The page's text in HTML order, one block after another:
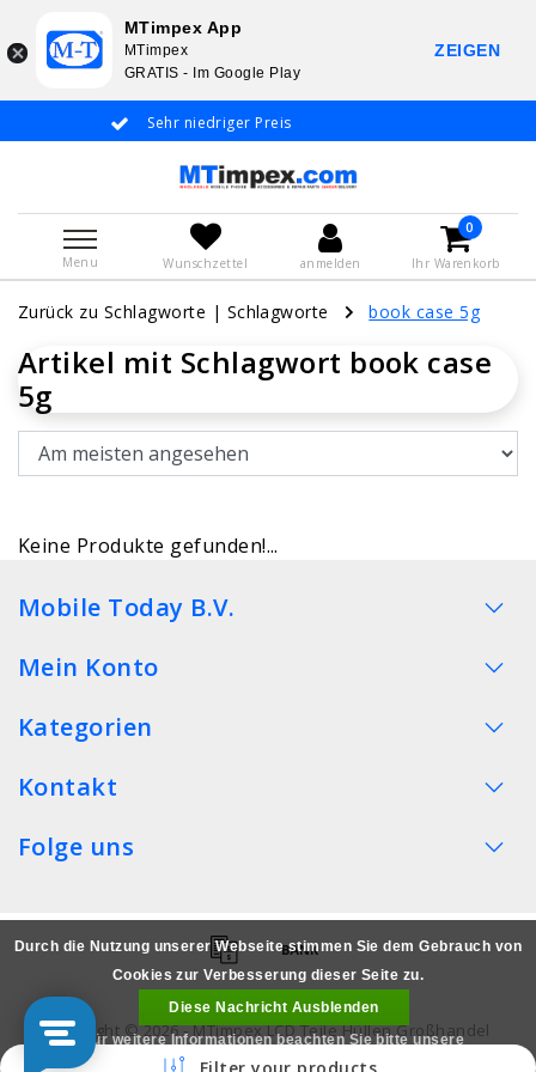
Sehr niedriger Preis
Menu Wunschzettel anmelden
0
Ihr Warenkorb
Zurück zu Schlagworte | Schlagworte book case 5g
Artikel mit Schlagwort book case
5g
Keine Produkte gefunden!...
Mobile Today B.V.
Mein Konto
Kategorien
Kontakt
Folge uns
Copyright © 2026 - MTimpex LCD Teile Hüllen Großhandel
Smartphone - All rights reserved
Durch die Nutzung unserer Webseite stimmen Sie dem Gebrauch von
Cookies zur Verbesserung dieser Seite zu.
Diese Nachricht Ausblenden
Für weitere Informationen beachten Sie bitte unsere
Datenschutzerklärung. »
MTimpex App
MTimpex
GRATIS - Im Google Play
ZEIGEN